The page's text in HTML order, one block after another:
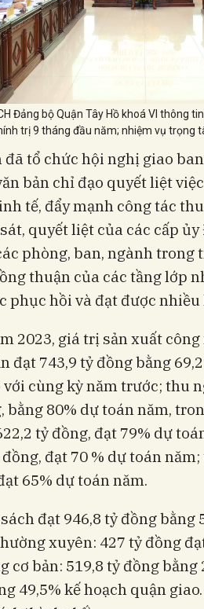
Đảng bộ Quận Tây Hồ khoá VI thông
trị 9 tháng đầu năm; nhiệm vụ trọng
đã tổ chức hội nghị giao
bản chỉ đạo quyết liệt
tế, đẩy mạnh công tác
quyết liệt của các cấp
phòng, ban, ngành trong
thuận của các tầng lớp
phục hồi và đạt được nhiều
2023, giá trị sản xuất
đạt 743,9 tỷ đồng bằng
với cùng kỳ năm trước; thu
bằng 80% dự toán năm,
tỷ đồng, đạt 79% dự
đạt 70 % dự toán
65% dự toán năm.
đạt 946,8 tỷ đồng bằng
xuyên: 427 tỷ đồng
cơ bản: 519,8 tỷ đồng bằng
49,5% kế hoạch quận